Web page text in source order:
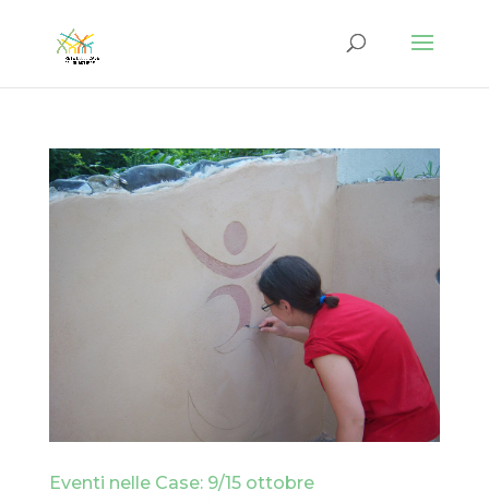
Eventi nelle Case: 9/15 ottobre